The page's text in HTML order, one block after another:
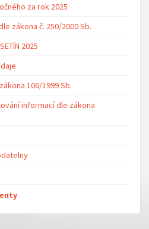
za rok 2025
zákona č. 250/2000 Sb.
2025
106/1999 Sb.
informací dle zákona